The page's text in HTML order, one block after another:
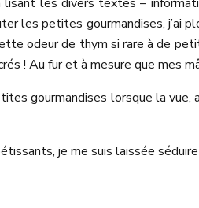
les petites gourmandises, j’ai
odeur de thym si rare à de
! Au fur et à mesure que
gourmandises lorsque la vue,
je me suis laissée